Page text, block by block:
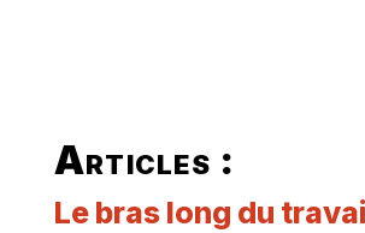
Articles :
Le bras long du